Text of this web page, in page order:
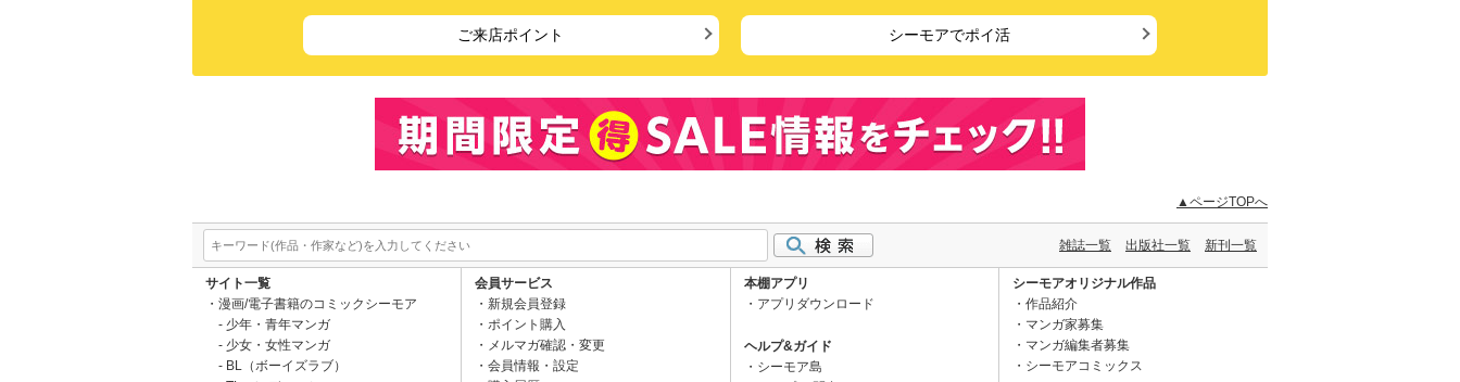
ご来店ポイント シーモアでポイ活
▲ページTOPへ
雑誌一覧 出版社一覧 新刊一覧
サイト一覧
漫画/電子書籍のコミックシーモア
少年・青年マンガ
少女・女性マンガ
BL（ボーイズラブ）
会員サービス
新規会員登録
ポイント購入
メルマガ確認・変更
会員情報・設定
本棚アプリ
アプリダウンロード
ヘルプ&ガイド
シーモア島
シーモアオリジナル作品
作品紹介
マンガ家募集
マンガ編集者募集
シーモアコミックス